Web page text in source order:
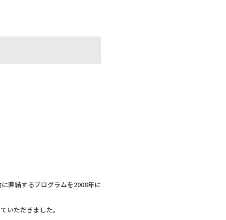
直結するプログラムを2008年に
いただきました。